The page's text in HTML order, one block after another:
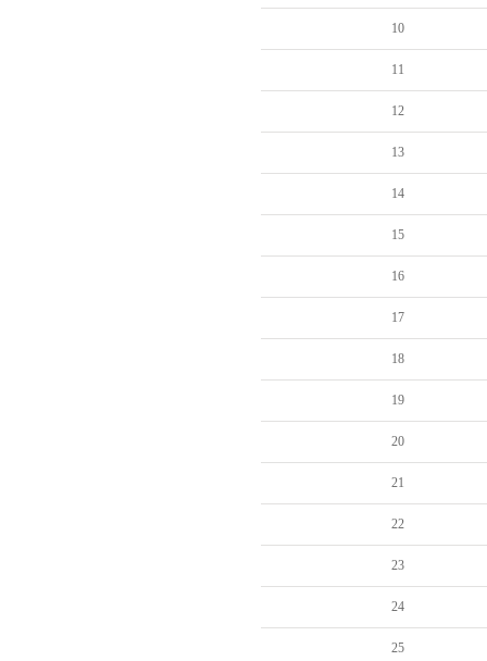
10
11
12
13
14
15
16
17
18
19
20
21
22
23
24
25